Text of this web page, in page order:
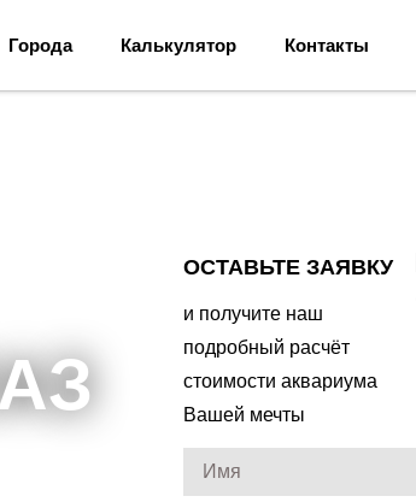
Города Калькулятор Контакты
ОСТАВЬТЕ ЗАЯВКУ
и получите наш
подробный расчёт
стоимости аквариума
Вашей мечты